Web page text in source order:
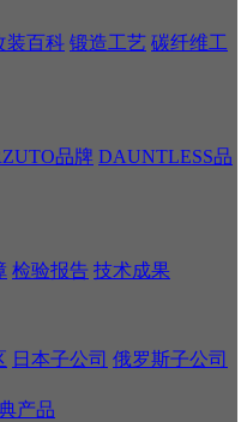
装百科 锻造工艺 碳纤维工
品牌 DAUNTLESS品
检验报告 技术成果
日本子公司 俄罗斯子公司
产品